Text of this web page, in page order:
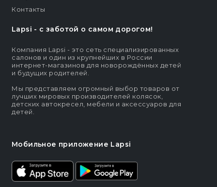
Lapsi - c заботой о самом дорогом!
Компания Lapsi - это сеть специализированных
салонов и один из крупнейших в России
интернет-магазинов для новорождённых детей
и будущих родителей.
Мы представляем огромный выбор товаров от
лучших мировых производителей колясок,
детских автокресел, мебели и аксессуаров для
детей.
Мобильное приложение Lapsi
Контакты